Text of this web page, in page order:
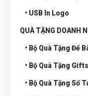
• USB In Logo
QUÀ TẶNG DOANH
• Bộ Quà Tặng Để
• Bộ Quà Tặng
• Bộ Quà Tặng Sổ